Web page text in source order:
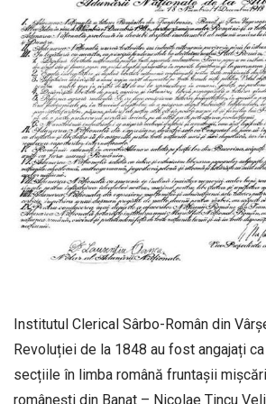
Institutul Clerical Sârbo-Român din
Revoluției de la 1848 au fost angajați
secțiile în limba română fruntașii
românești din Banat – Nicolae Tincu